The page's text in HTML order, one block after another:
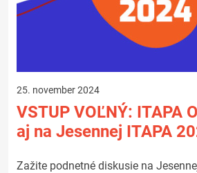
25. november 2024
VSTUP VOĽNÝ: ITAPA
aj na Jesennej ITAPA
Zažite podnetné diskusie na